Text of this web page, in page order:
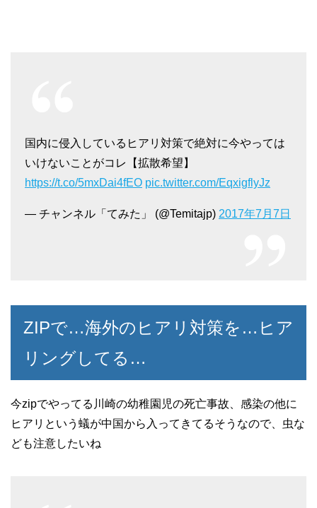
国内に侵入しているヒアリ対策で絶対に今やっては
いけないことがコレ【拡散希望】
https://t.co/5mxDai4fEO pic.twitter.com/EqxigflyJz
— チャンネル「てみた」 (@Temitajp) 2017年7月7日
ZIPで…海外のヒアリ対策を…ヒア
リングしてる…
今zipでやってる川崎の幼稚園児の死亡事故、感染の他に
ヒアリという蟻が中国から入ってきてるそうなので、虫な
ども注意したいね